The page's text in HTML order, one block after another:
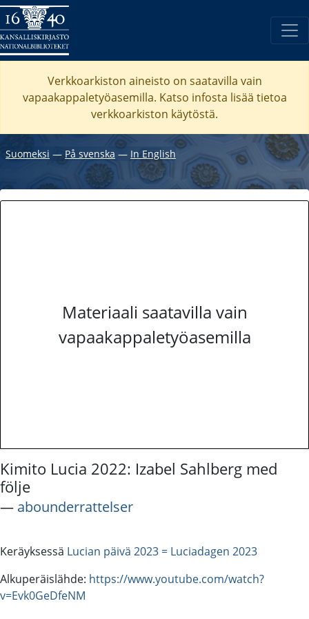
Verkkoarkiston aineisto on saatavilla vain
vapaakappaletyöasemilla. Katso infosta lisää tietoa
verkkoarkiston käytöstä.
Suomeksi ― På svenska ― In English
Materiaali saatavilla vain
vapaakappaletyöasemilla
Kimito Lucia 2022: Izabel Sahlberg med
följe
― abounderrattelser
Keräyksessä Lucian päivä 2023 = Luciadagen 2023
Alkuperäislähde: https://www.youtube.com/watch?
v=Evk0GeDfeNM